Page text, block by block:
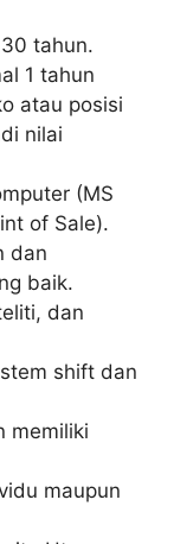
tahun.
1 tahun
atau posisi
nilai
(MS
of Sale).
dan
baik.
dan
shift dan
memiliki
maupun